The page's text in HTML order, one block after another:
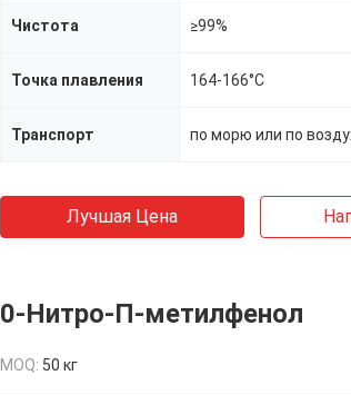
Чистота ≥99%
Точка плавления 164-166°C
Транспорт по морю или по
Лучшая Цена
0-Нитро-П-метилфенол
MOQ: 50 кг